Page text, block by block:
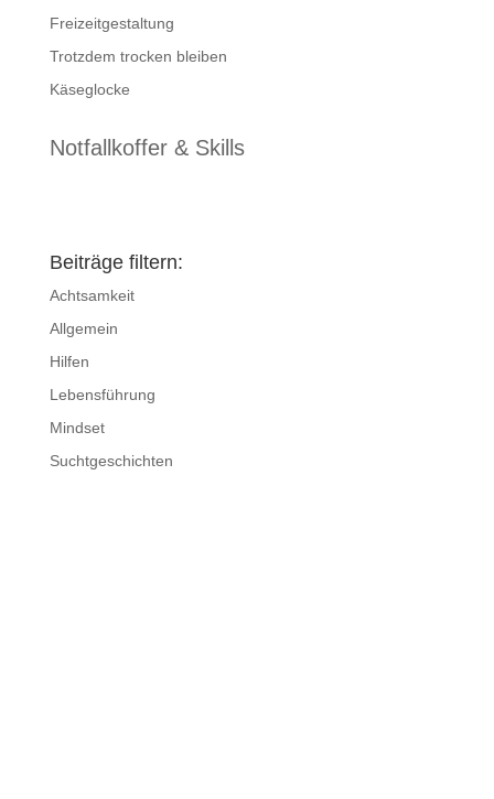
Freizeitgestaltung
Trotzdem trocken bleiben
Käseglocke
Notfallkoffer & Skills
Beiträge filtern:
Achtsamkeit
Allgemein
Hilfen
Lebensführung
Mindset
Suchtgeschichten